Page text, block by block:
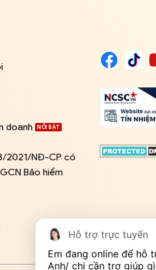
doanh
2021/NĐ-CP có
Bảo hiểm
Hỗ trợ trực tuyến
Em đang online để hỗ
Anh/ chị cần trợ giúp